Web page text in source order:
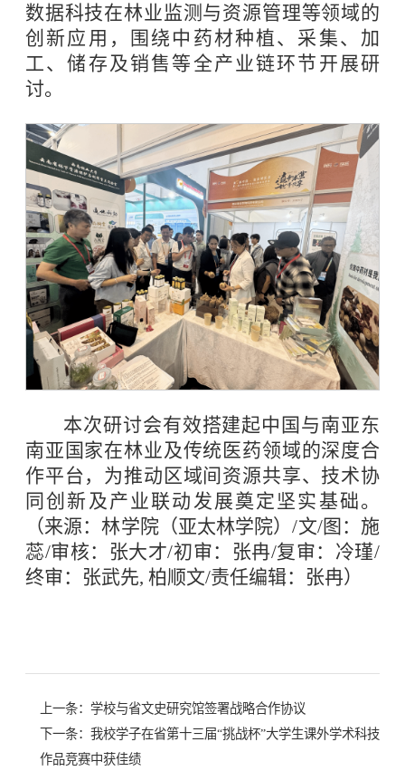
数据科技在林业监测与资源管理等领域的
创新应用，围绕中药材种植、采集、加
工、储存及销售等全产业链环节开展研
讨。
本次研讨会有效搭建起中国与南亚东
南亚国家在林业及传统医药领域的深度合
作平台，为推动区域间资源共享、技术协
同创新及产业联动发展奠定坚实基础。
（来源：林学院（亚太林学院）/文/图：施
蕊/审核：张大才/初审：张冉/复审：冷瑾/
终审：张武先, 柏顺文/责任编辑：张冉）
上一条： 学校与省文史研究馆签署战略合作协议
下一条： 我校学子在省第十三届“挑战杯”大学生课外学术科技
作品竞赛中获佳绩